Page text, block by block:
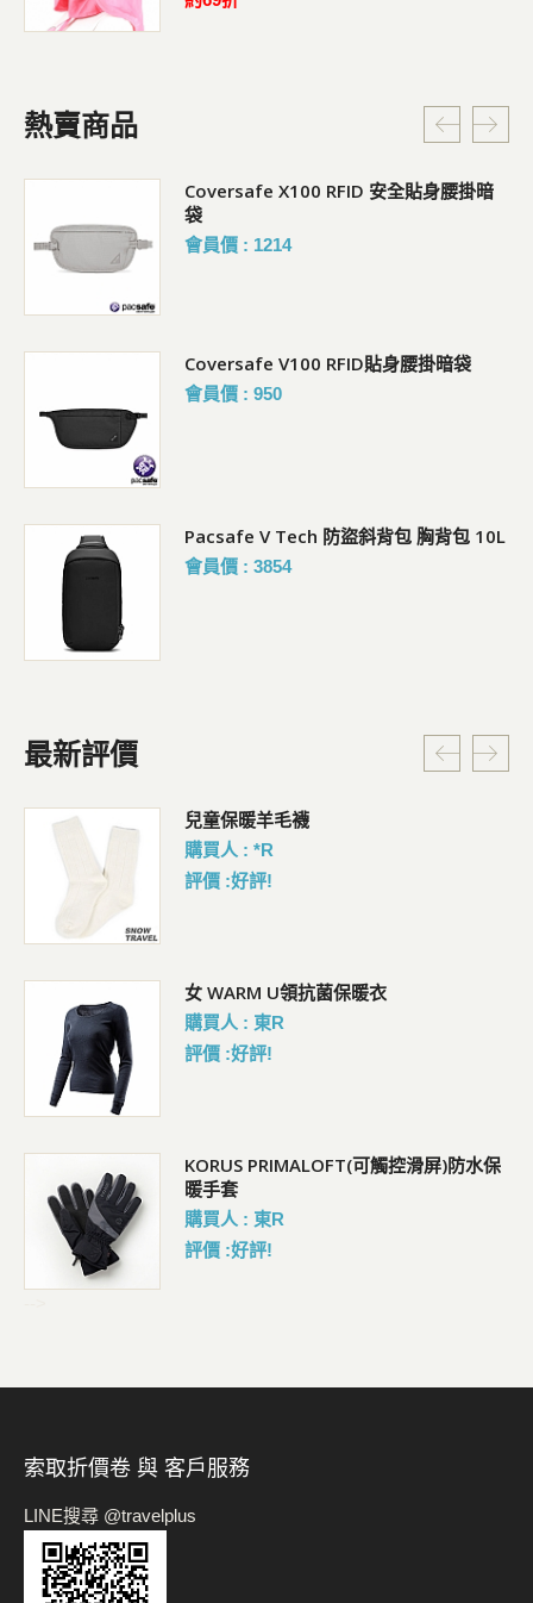
熱賣商品
Coversafe X100 RFID 安全貼身腰掛暗
袋
會員價 : 1214
Coversafe V100 RFID貼身腰掛暗袋
會員價 : 950
Pacsafe V Tech 防盜斜背包 胸背包 10L
會員價 : 3854
最新評價
兒童保暖羊毛襪
購買人 : *R
評價 :好評!
女 WARM U領抗菌保暖衣
購買人 : 東R
評價 :好評!
KORUS PRIMALOFT(可觸控滑屏)防水保
暖手套
購買人 : 東R
評價 :好評!
索取折價卷 與 客戶服務
LINE搜尋 @travelplus